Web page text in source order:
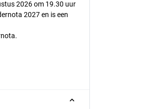
2026 om 19.30 uur
2027 en is een